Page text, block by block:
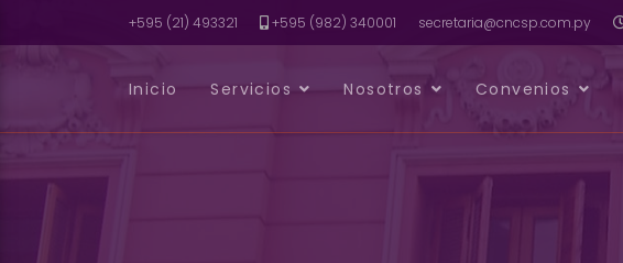
+595 (21) 493321 +595 (982) 340001 secretaria@cncsp.com.py
Inicio Servicios Nosotros Convenios